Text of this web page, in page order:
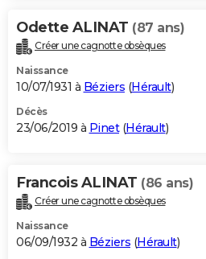
Odette ALINAT (87 ans)
Créer une cagnotte obsèques
Naissance
10/07/1931 à Béziers (Hérault)
Décès
23/06/2019 à Pinet(Hérault)
Francois ALINAT (86 ans)
Créer une cagnotte obsèques
Naissance
06/09/1932 à Béziers (Hérault)